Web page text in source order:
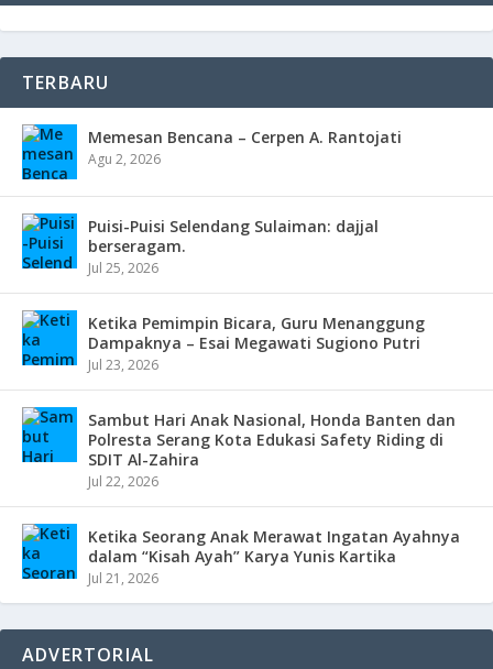
TERBARU
Memesan Bencana – Cerpen A. Rantojati
Agu 2, 2026
Puisi-Puisi Selendang Sulaiman: dajjal
berseragam.
Jul 25, 2026
Ketika Pemimpin Bicara, Guru Menanggung
Dampaknya – Esai Megawati Sugiono Putri
Jul 23, 2026
Sambut Hari Anak Nasional, Honda Banten dan
Polresta Serang Kota Edukasi Safety Riding di
SDIT Al-Zahira
Jul 22, 2026
Ketika Seorang Anak Merawat Ingatan Ayahnya
dalam “Kisah Ayah” Karya Yunis Kartika
Jul 21, 2026
ADVERTORIAL